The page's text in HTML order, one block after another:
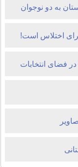
به دو نوجوان
برای اختلاس است!
فضای انتخابات